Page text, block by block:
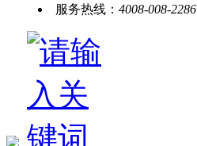
服务热线： 4008-008-2286